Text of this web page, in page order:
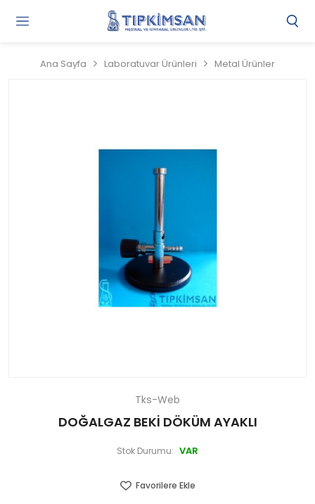
Ana Sayfa Laboratuvar Ürünleri Metal Ürünler
Tks-Web
DOĞALGAZ BEKİ DÖKÜM AYAKLI
Stok Durumu: VAR
Favorilere Ekle